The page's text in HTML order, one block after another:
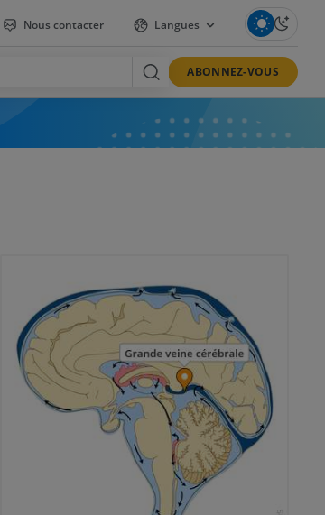
Nous contacter Langues
ABONNEZ-VOUS